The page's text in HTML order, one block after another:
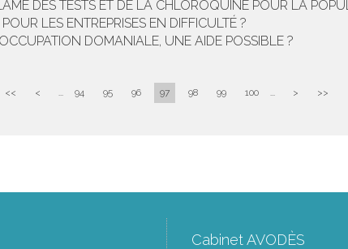
DES TESTS ET DE LA CHLOROQUINE POUR LA
LES ENTREPRISES EN DIFFICULTÉ ?
DOMANIALE, UNE AIDE POSSIBLE ?
<< < ... 94 95 96 97 98 99 100 ... > >>
Cabinet AVODÈS